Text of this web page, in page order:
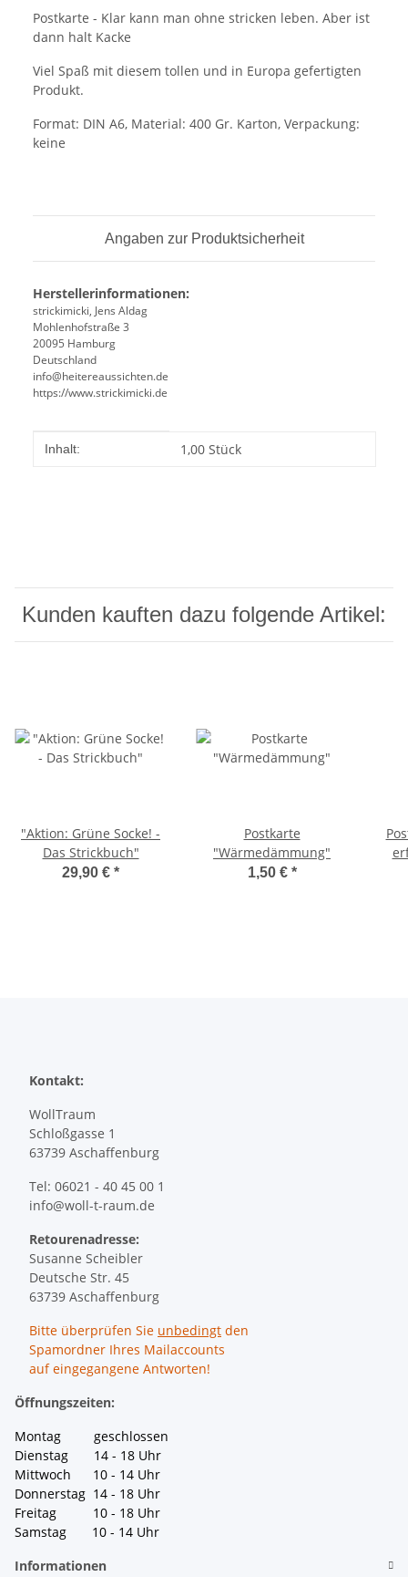
Postkarte - Klar kann man ohne stricken leben. Aber ist
dann halt Kacke
Viel Spaß mit diesem tollen und in Europa gefertigten
Produkt.
Format: DIN A6, Material: 400 Gr. Karton, Verpackung:
keine
Angaben zur Produktsicherheit
Herstellerinformationen:
strickimicki, Jens Aldag
Mohlenhofstraße 3
20095 Hamburg
Deutschland
info@heitereaussichten.de
https://www.strickimicki.de
Produkteigenschaft
Wert
Inhalt: 1,00 Stück
Kunden kauften dazu folgende Artikel:
"Aktion: Grüne Socke! -
Das Strickbuch"
29,90 € *
Postkarte
"Wärmedämmung"
1,50 € *
Kontakt:
WollTraum
Schloßgasse 1
63739 Aschaffenburg
Tel: 06021 - 40 45 00 1
info@woll-t-raum.de
Retourenadresse:
Susanne Scheibler
Deutsche Str. 45
63739 Aschaffenburg
Bitte überprüfen Sie unbedingt den
Spamordner Ihres Mailaccounts
auf eingegangene Antworten!
Öffnungszeiten:
Montag geschlossen
Dienstag 14 - 18 Uhr
Mittwoch 10 - 14 Uhr
Donnerstag 14 - 18 Uhr
Freitag 10 - 18 Uhr
Samstag 10 - 14 Uhr
Informationen